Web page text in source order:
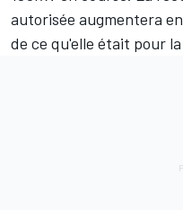
autorisée augmentera
de ce qu'elle était pour